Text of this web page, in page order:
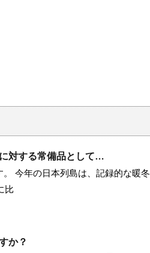
対する常備品として…
。 今年の日本列島は、記録的な暖冬
比
か？